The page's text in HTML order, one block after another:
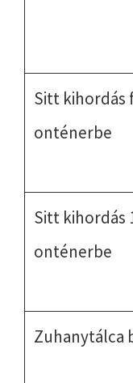
Sitt
onténerbe
Sitt kihordás
onténerbe
Zuhanytálca